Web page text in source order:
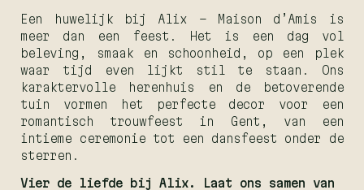
Een huwelijk bij Alix – Maison d’Amis is
meer dan een feest. Het is een dag vol
beleving, smaak en schoonheid, op een plek
waar tijd even lijkt stil te staan. Ons
karaktervolle herenhuis en de betoverende
tuin vormen het perfecte decor voor een
romantisch trouwfeest in Gent, van een
intieme ceremonie tot een dansfeest onder de
sterren.
Vier de liefde bij Alix. Laat ons samen van